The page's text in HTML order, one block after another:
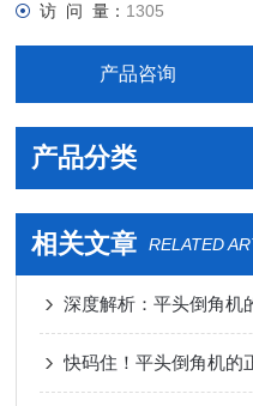
访 问 量： 1305
产品咨询
产品分类
相关文章 RELATED
深度解析：平头倒角机
快码住！平头倒角机的